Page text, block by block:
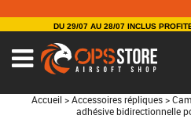
DU 29/07 AU 28/07 INCLUS
Accueil > Accessoires répliques >
adhésive bidirectionnelle